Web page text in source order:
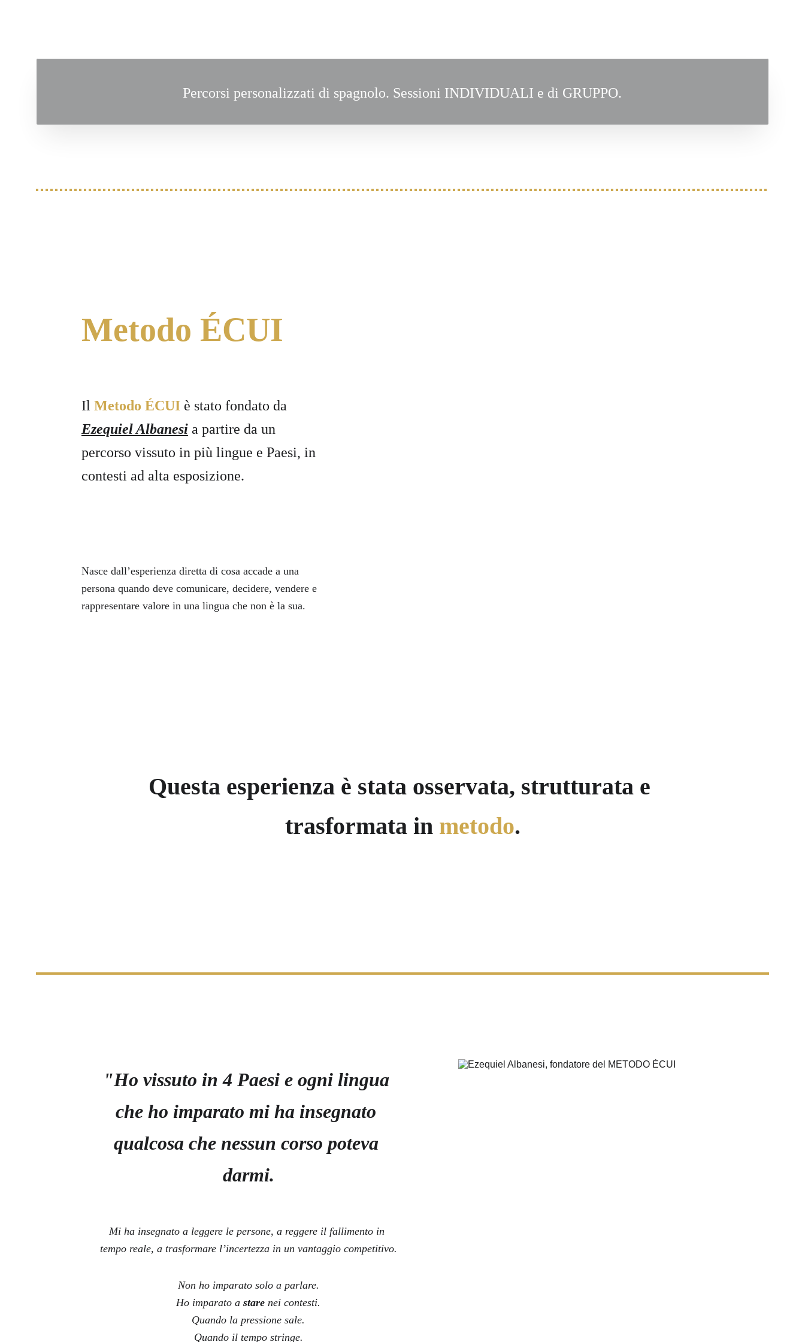
Percorsi personalizzati di spagnolo. Sessioni INDIVIDUALI e di GRUPPO.
Metodo ÉCUI
Il Metodo ÉCUI è stato fondato da
Ezequiel Albanesi a partire da un
percorso vissuto in più lingue e Paesi, in
contesti ad alta esposizione.
Nasce dall’esperienza diretta di cosa accade a una
persona quando deve comunicare, decidere, vendere e
rappresentare valore in una lingua che non è la sua.
Questa esperienza è stata osservata, strutturata e
trasformata in metodo.
"Ho vissuto in 4 Paesi e ogni lingua
che ho imparato mi ha insegnato
qualcosa che nessun corso poteva
darmi.
Mi ha insegnato a leggere le persone, a reggere il fallimento in
tempo reale, a trasformare l’incertezza in un vantaggio competitivo.
Non ho imparato solo a parlare.
Ho imparato a stare nei contesti.
Quando la pressione sale.
Quando il tempo stringe.